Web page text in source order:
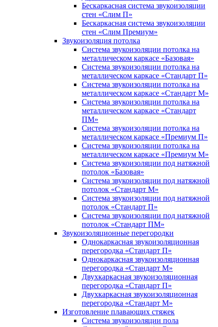
Бескаркасная система звукоизоляции
стен «Слим П»
Бескаркасная система звукоизоляции
стен «Слим Премиум»
Звукоизоляция потолка
Система звукоизоляции потолка на
металлическом каркасе «Базовая»
Система звукоизоляции потолка на
металлическом каркасе «Стандарт П»
Система звукоизоляции потолка на
металлическом каркасе «Стандарт М»
Система звукоизоляции потолка на
металлическом каркасе «Стандарт
ПМ»
Система звукоизоляции потолка на
металлическом каркасе «Премиум П»
Система звукоизоляции потолка на
металлическом каркасе «Премиум М»
Система звукоизоляции под натяжной
потолок «Базовая»
Система звукоизоляции под натяжной
потолок «Стандарт М»
Система звукоизоляции под натяжной
потолок «Стандарт П»
Система звукоизоляции под натяжной
потолок «Стандарт ПМ»
Звукоизоляционные перегородки
Однокаркасная звукоизоляционная
перегородка «Стандарт П»
Однокаркасная звукоизоляционная
перегородка «Стандарт М»
Двухкаркасная звукоизоляционная
перегородка «Стандарт П»
Двухкаркасная звукоизоляционная
перегородка «Стандарт М»
Изготовление плавающих стяжек
Система звукоизоляции пола